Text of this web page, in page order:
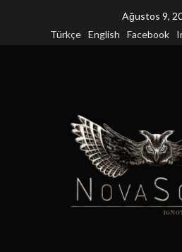
Ağustos 9,
Türkçe
English Facebook